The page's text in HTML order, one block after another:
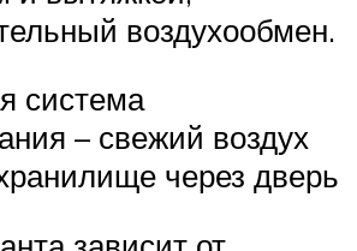
воздухообмен.
система
– свежий воздух
через дверь